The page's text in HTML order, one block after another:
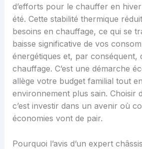
d’efforts pour le chauffer en
été. Cette stabilité thermique
besoins en chauffage, ce qui se
baisse significative de vos
énergétiques et, par conséquent,
chauffage. C’est une démarche
allège votre budget familial tout
environnement plus sain. Choisir
c’est investir dans un avenir où
économies vont de pair.
Pourquoi l’avis d’un expert